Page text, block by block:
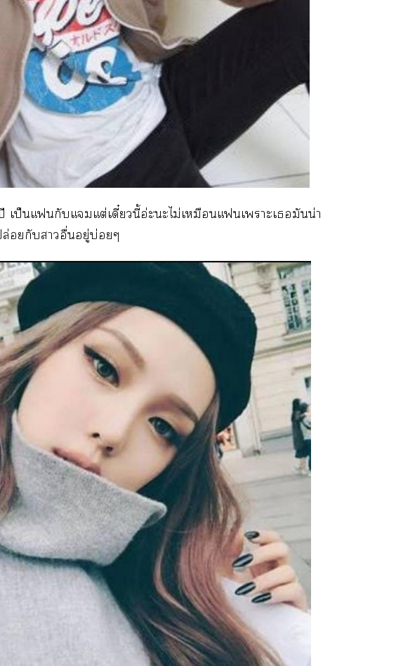
ป็นแกับแมแต่เดี๋ยวนี้อ่ะะไม่เหมือนแเาะเมันน่า
อยกับาอื่นอยู่บ่อยๆ